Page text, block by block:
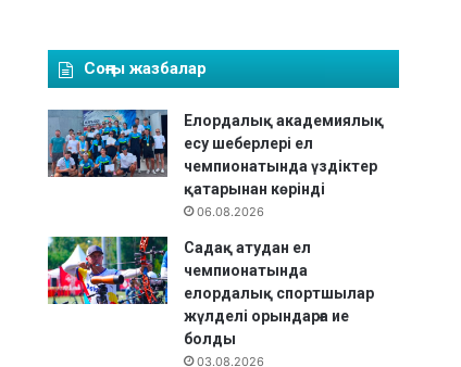
Соңғы жазбалар
Елордалық академиялық
есу шеберлері ел
чемпионатында үздіктер
қатарынан көрінді
06.08.2026
Садақ атудан ел
чемпионатында
елордалық спортшылар
жүлделі орындарға ие
болды
03.08.2026